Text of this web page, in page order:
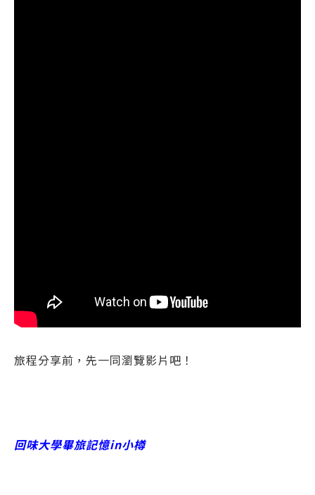
旅程分享前，先一同瀏覽影片吧！
回味大學畢旅記憶in小樽